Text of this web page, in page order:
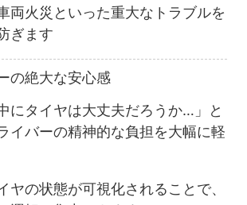
両火災といった重大なトラブルを
ぎます
の絶大な安心感
にタイヤは大丈夫だろうか…」と
イバーの精神的な負担を大幅に軽
ヤの状態が可視化されることで、